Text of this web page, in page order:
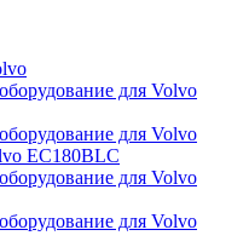
для Volvo
для Volvo
EC180BLC
для Volvo
для Volvo